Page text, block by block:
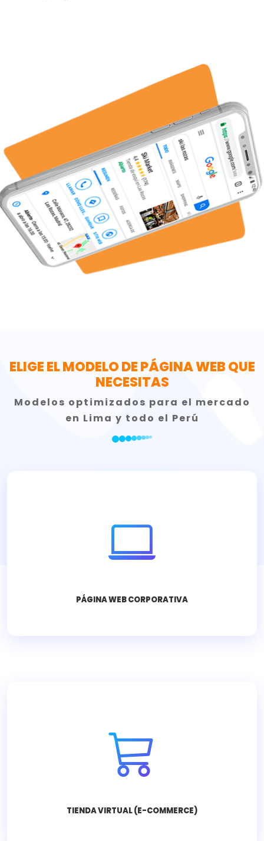
ELIGE EL MODELO DE PÁGINA WEB QUE
NECESITAS
Modelos optimizados para el mercado
en Lima y todo el Perú
PÁGINA WEB CORPORATIVA
Diseño profesional para proyectar confianza y
TIENDA VIRTUAL (E-COMMERCE)
Vende online 24/7 con pasarelas de pago
seguras y gestión de inventario.